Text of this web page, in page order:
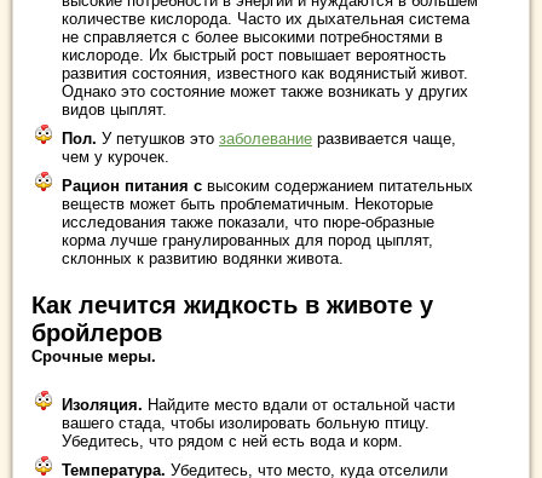
количестве кислорода. Часто их дыхательная система
не справляется с более высокими потребностями в
кислороде. Их быстрый рост повышает вероятность
развития состояния, известного как водянистый живот.
Однако это состояние может также возникать у других
видов цыплят.
Пол. У петушков это заболевание развивается чаще,
чем у курочек.
Рацион питания с высоким содержанием питательных
веществ может быть проблематичным. Некоторые
исследования также показали, что пюре-образные
корма лучше гранулированных для пород цыплят,
склонных к развитию водянки живота.
Как лечится жидкость в животе у
бройлеров
Срочные меры.
Изоляция. Найдите место вдали от остальной части
вашего стада, чтобы изолировать больную птицу.
Убедитесь, что рядом с ней есть вода и корм.
Температура. Убедитесь, что место, куда отселили